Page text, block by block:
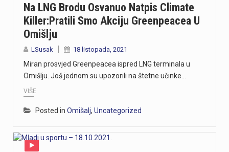
Na LNG Brodu Osvanuo Natpis Climate
Killer:Pratili Smo Akciju Greenpeacea U
Omišlju
LSusak 18 listopada, 2021
Miran prosvjed Greenpeacea ispred LNG terminala u
Omišlju. Još jednom su upozorili na štetne učinke…
VIŠE
Posted in Omišalj, Uncategorized